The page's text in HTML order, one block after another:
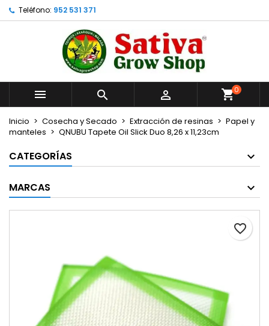
Teléfono: 952 531 371
   0
Inicio Cosecha y Secado Extracción de resinas
Papel y
manteles
QNUBU Tapete Oil Slick Duo 8,26 x 11,23cm
CATEGORÍAS
MARCAS
favorite_border
Añadir a la lista de deseos ×
Crear nueva lista
Crear lista de deseos ×
Nombre de la lista de deseos
Cancelar Crear lista de deseos
Iniciar sesión ×
Debe iniciar sesión para guardar productos en su
lista de deseos.
Iniciar sesión